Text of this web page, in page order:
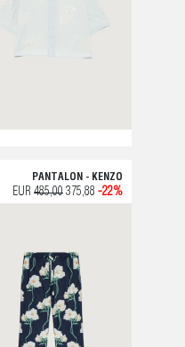
PANTALON - KENZO
EUR 485,00 375,88 -22%